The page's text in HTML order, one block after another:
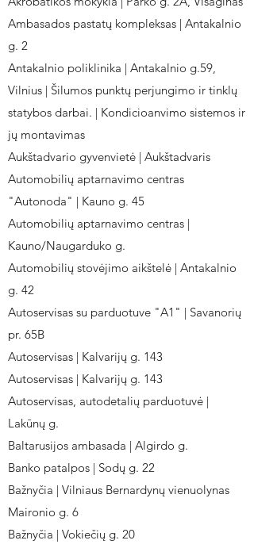
Ambasados pastatų kompleksas | Antakalnio
g. 2
Antakalnio poliklinika | Antakalnio g.59,
Vilnius | Šilumos punktų perjungimo ir tinklų
statybos darbai. | Kondicioanvimo sistemos ir
jų montavimas
Aukštadvario gyvenvietė | Aukštadvaris
Automobilių aptarnavimo centras
"Autonoda" | Kauno g. 45
Automobilių aptarnavimo centras |
Kauno/Naugarduko g.
Automobilių stovėjimo aikštelė | Antakalnio
g. 42
Autoservisas su parduotuve "A1" | Savanorių
pr. 65B
Autoservisas | Kalvarijų g. 143
Autoservisas | Kalvarijų g. 143
Autoservisas, autodetalių parduotuvė |
Lakūnų g.
Baltarusijos ambasada | Algirdo g.
Banko patalpos | Sodų g. 22
Bažnyčia | Vilniaus Bernardynų vienuolynas
Maironio g. 6
Bažnyčia | Vokiečių g. 20